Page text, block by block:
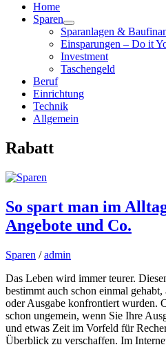
Home
Sparen
Sparanlagen &
Einsparungen – Do it
Investment
Taschengeld
Beruf
Einrichtung
Technik
Allgemein
Rabatt
So spart man im
Angebote und Co.
Sparen /admin
Das Leben wird immer teurer.
bestimmt auch schon einmal
oder Ausgabe konfrontiert wurden.
schon ungemein, wenn Sie Ihre
und etwas Zeit im Vorfeld für
Überblick zu verschaffen. Im